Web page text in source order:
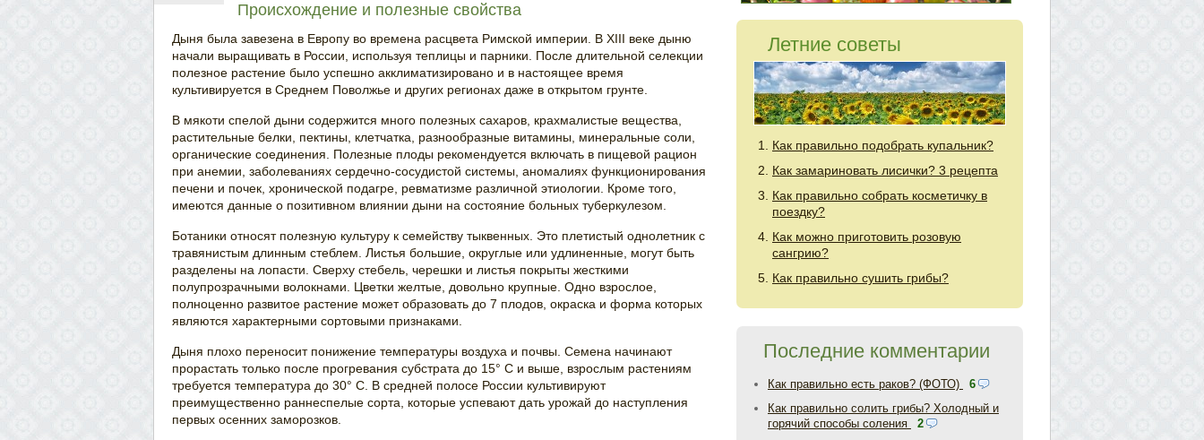
Происхождение и полезные свойства
Дыня была завезена в Европу во времена расцвета Римской империи. В XIII веке дыню
начали выращивать в России, используя теплицы и парники. После длительной селекции
полезное растение было успешно акклиматизировано и в настоящее время
культивируется в Среднем Поволжье и других регионах даже в открытом грунте.
В мякоти спелой дыни содержится много полезных сахаров, крахмалистые вещества,
растительные белки, пектины, клетчатка, разнообразные витамины, минеральные соли,
органические соединения. Полезные плоды рекомендуется включать в пищевой рацион
при анемии, заболеваниях сердечно-сосудистой системы, аномалиях функционирования
печени и почек, хронической подагре, ревматизме различной этиологии. Кроме того,
имеются данные о позитивном влиянии дыни на состояние больных туберкулезом.
Ботаники относят полезную культуру к семейству тыквенных. Это плетистый однолетник с
травянистым длинным стеблем. Листья большие, округлые или удлиненные, могут быть
разделены на лопасти. Сверху стебель, черешки и листья покрыты жесткими
полупрозрачными волокнами. Цветки желтые, довольно крупные. Одно взрослое,
полноценно развитое растение может образовать до 7 плодов, окраска и форма которых
являются характерными сортовыми признаками.
Дыня плохо переносит понижение температуры воздуха и почвы. Семена начинают
прорастать только после прогревания субстрата до 15° С и выше, взрослым растениям
требуется температура до 30° С. В средней полосе России культивируют
преимущественно раннеспелые сорта, которые успевают дать урожай до наступления
первых осенних заморозков.
Летние советы
Как правильно подобрать купальник?
Как замариновать лисички? 3 рецепта
Как правильно собрать косметичку в
поездку?
Как можно приготовить розовую
сангрию?
Как правильно сушить грибы?
Последние комментарии
Как правильно есть раков? (ФОТО)
6
Как правильно солить грибы? Холодный и
горячий способы соления
2